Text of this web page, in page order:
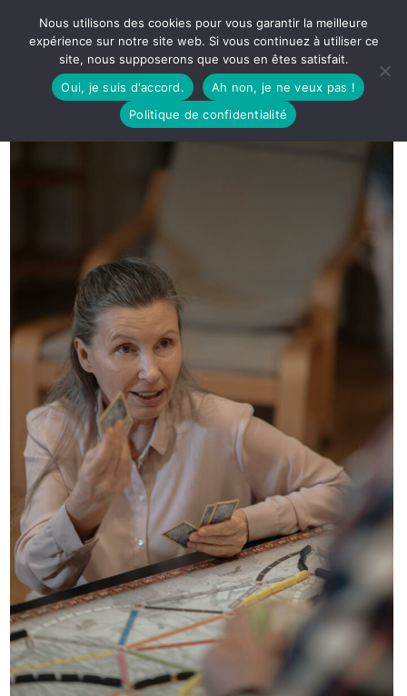
Nous utilisons des cookies pour vous garantir la meilleure
expérience sur notre site web. Si vous continuez à utiliser ce
site, nous supposerons que vous en êtes satisfait.
Oui, je suis d'accord.
Ah non, je ne veux pas !
Politique de confidentialité